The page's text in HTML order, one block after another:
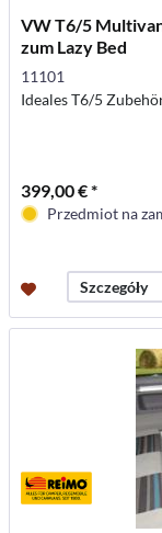
VW T6/5
zum Lazy Bed
11101
Ideales T6/5
399,00 € *
Przedmiot na
Szczegóły